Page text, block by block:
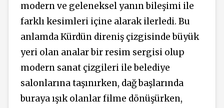
modern ve geleneksel yanın bileşimi ile
farklı kesimleri içine alarak ilerledi. Bu
anlamda Kürdün direniş çizgisinde büyük
yeri olan analar bir resim sergisi olup
modern sanat çizgileri ile belediye
salonlarına taşınırken, dağ başlarında
buraya ışık olanlar filme dönüşürken,